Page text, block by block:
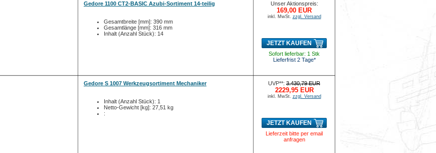
Gedore 1100 CT2-BASIC Azubi-Sortiment 14-teilig
Gesamtbreite [mm]: 390 mm
Gesamtlänge [mm]: 316 mm
Inhalt (Anzahl Stück): 14
Unser Aktionspreis:
169,00 EUR
inkl. MwSt. zzgl. Versand
JETZT KAUFEN
Sofort lieferbar: 1 Stk
Lieferfrist 2 Tage*
Gedore S 1007 Werkzeugsortiment Mechaniker
Inhalt (Anzahl Stück): 1
Netto-Gewicht [kg]: 27,51 kg
:
UVP**: 3.430,79 EUR
2229,95 EUR
inkl. MwSt. zzgl. Versand
JETZT KAUFEN
Lieferzeit bitte per email
anfragen